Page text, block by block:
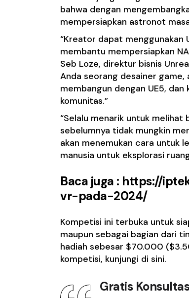
bahwa dengan
mempersiapkan astronot
“Kreator dapat menggunakan
membantu mempersiapkan
Seb Loze, direktur bisnis
Anda seorang desainer
membangun dengan UE5,
komunitas.”
“Selalu menarik untuk
sebelumnya tidak mungkin
akan menemukan cara untuk
manusia untuk eksplorasi
Baca juga : https://
vr-pada-2024/
Kompetisi ini terbuka untuk
maupun sebagai bagian dari
hadiah sebesar $70.000
kompetisi, kunjungi di sini.
Gratis